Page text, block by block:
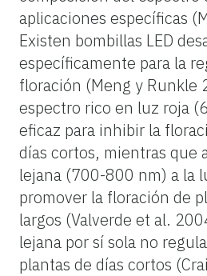
aplicaciones específicas
Existen bombillas LED
específicamente para la
floración (Meng y Runkle
espectro rico en luz roja
eficaz para inhibir la
días cortos, mientras que
lejana (700-800 nm) a la
promover la floración de
largos (Valverde et al.
lejana por sí sola no
plantas de días cortos